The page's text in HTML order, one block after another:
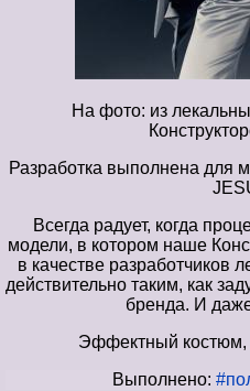
На фото: из
Разработка выполнена для
Всегда радует, когда
модели, в котором наше
в качестве разработчиков
действительно таким, как
бренда. И
Эффектный костюм,
Выполнено: